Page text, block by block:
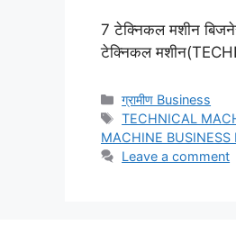
7 टेक्निकल मशीन
टेक्निकल
Categories
ग्रामीण Business
Tags
TECHNICAL
MACHINE
Leave a comment